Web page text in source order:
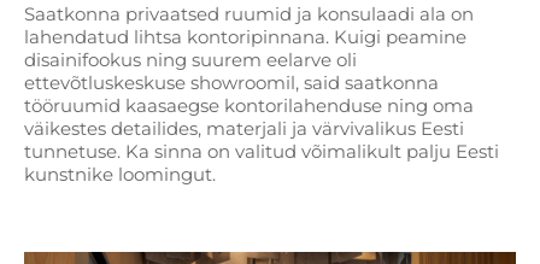
Saatkonna privaatsed ruumid ja konsulaadi ala on
lahendatud lihtsa kontoripinnana. Kuigi peamine
disainifookus ning suurem eelarve oli
ettevõtluskeskuse showroomil, said saatkonna
tööruumid kaasaegse kontorilahenduse ning oma
väikestes detailides, materjali ja värvivalikus Eesti
tunnetuse. Ka sinna on valitud võimalikult palju Eesti
kunstnike loomingut.